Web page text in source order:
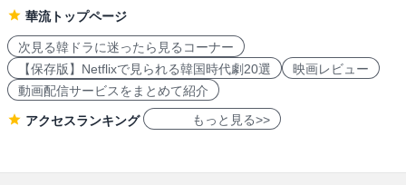
華流トップページ
次見る韓ドラに迷ったら見るコーナー
【保存版】Netflixで見られる韓国時代劇20選
映画レビュー
動画配信サービスをまとめて紹介
アクセスランキング もっと見る>>